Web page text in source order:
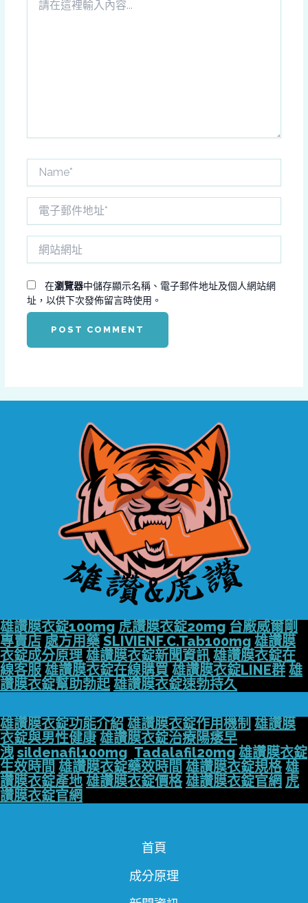
*址
在瀏覽器中儲存顯示名稱、電子郵件地址及個人網站網
址，以供下次發佈留言時使用。
雄讚膜衣錠100mg 虎讚膜衣錠20mg 台廠威爾剛
專賣店 處方用藥 SLIVIENF.C.Tab100mg 雄讚膜
衣錠成分原理 雄讚膜衣錠新聞資訊 雄讚膜衣錠在
線客服 雄讚膜衣錠在線購買 雄讚膜衣錠LINE群 雄
讚膜衣錠幫助勃起 雄讚膜衣錠速勃持久
雄讚膜衣錠功能介紹 雄讚膜衣錠作用機制 雄讚膜
衣錠與男性健康 雄讚膜衣錠治療陽痿早
洩 sildenafil100mg Tadalafil20mg 雄讚膜衣錠
生效時間 雄讚膜衣錠藥效時間 雄讚膜衣錠規格 雄
讚膜衣錠產地 雄讚膜衣錠價格 雄讚膜衣錠官網 虎
讚膜衣錠官網
首頁
成分原理